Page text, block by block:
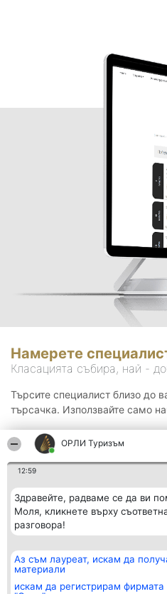
ОРЛИ Туризъм
12:59
Здравейте, радваме се да ви
Моля, кликнете върху
разговора!
Аз съм лауреат, искам да
материали
искам да регистрирам фирмата
Намерете
Класацията събира, най -
Търсите специалист близо до
търсачка. Използвайте само
Организатор на
класиране
BulevardulAleea Timișul De
всички